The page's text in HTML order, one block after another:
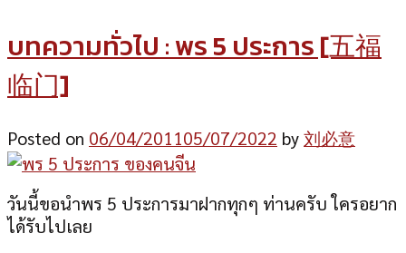
บทความทั่วไป : พร 5 ประการ [五福
临门]
Posted on 06/04/2011 05/07/2022 by 刘必意
วันนี้ขอนำพร 5 ประการมาฝากทุกๆ ท่านครับ ใครอยาก
ได้รับไปเลย